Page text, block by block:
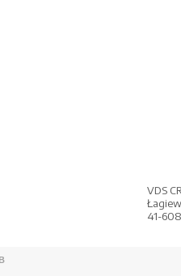
VDS
41-